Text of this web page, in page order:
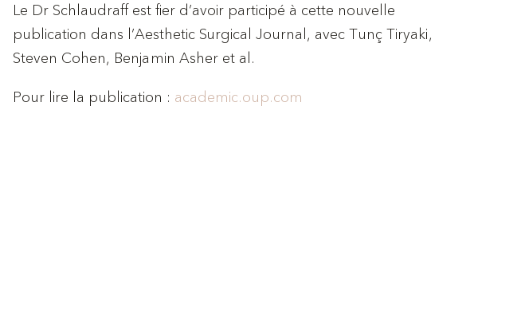
Le Dr Schlaudraff est fier d’avoir participé à cette nouvelle
publication dans l’Aesthetic Surgical Journal, avec Tunç Tiryaki,
Steven Cohen, Benjamin Asher et al.
Pour lire la publication : academic.oup.com